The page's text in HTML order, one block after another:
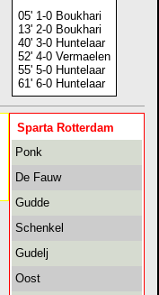
05' 1-0 Boukhari
13' 2-0 Boukhari
40' 3-0 Huntelaar
52' 4-0 Vermaelen
55' 5-0 Huntelaar
61' 6-0 Huntelaar
Sparta Rotterdam
Ponk
De Fauw
Gudde
Schenkel
Gudelj
Oost